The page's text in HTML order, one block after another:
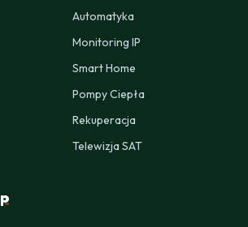
Automatyka
Monitoring IP
Smart Home
Pompy Ciepła
Rekuperacja
Telewizja SAT